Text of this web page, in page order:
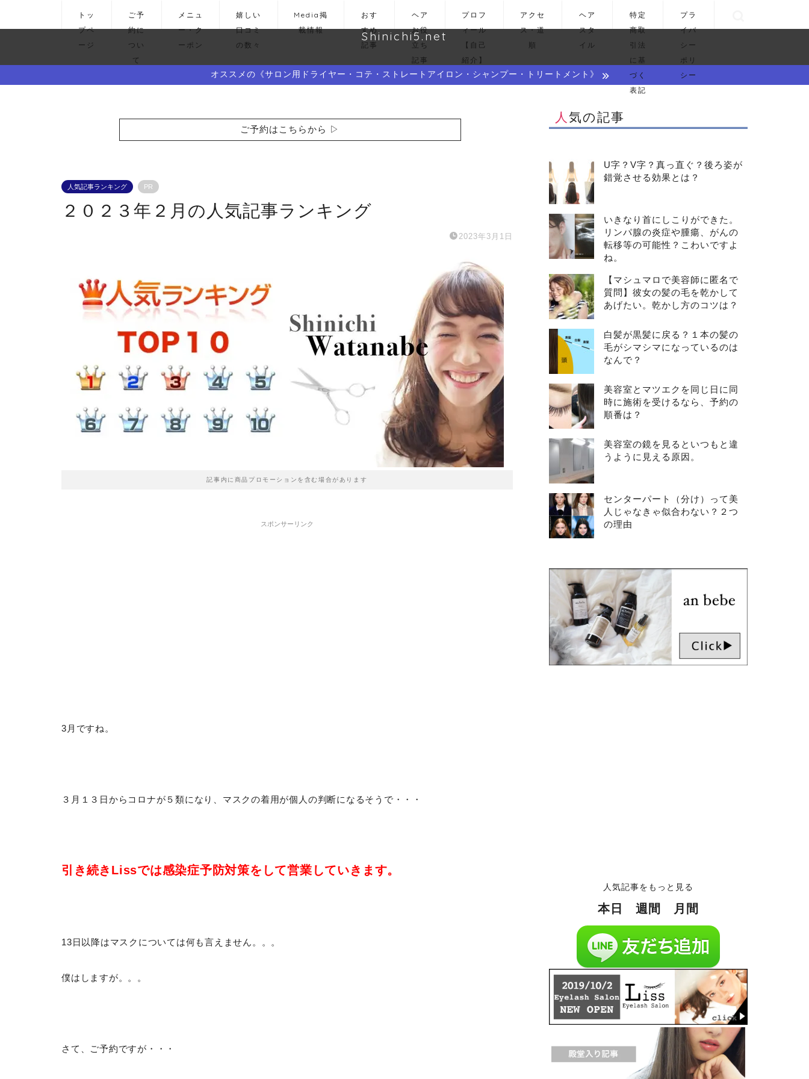
トッ
プペ
ージ
ご予
約に
つい
て
メニュ
ー・ク
ーポン
嬉しい
口コミ
の数々
Media掲
載情報
おす
すめ
記事
ヘア
お役
立ち
記事
プロフ
ィール
【自己
紹介】
アクセ
ス・道
順
ヘア
スタ
イル
特定
商取
引法
に基
づく
表記
プラ
イバ
シー
ポリ
シー
Shinichi5.net
オススメの《サロン用ドライヤー・コテ・ストレートアイロン・シャンプー・トリートメント》
ご予約はこちらから ▷
人気記事ランキング PR
２０２３年２月の人気記事ランキング
2023年3月1日
記事内に商品プロモーションを含む場合があります
スポンサーリンク
3月ですね。
３月１３日からコロナが５類になり、マスクの着用が個人の判断になるそうで・・・
引き続きLissでは感染症予防対策をして営業していきます。
13日以降はマスクについては何も言えません。。。
僕はしますが。。。
さて、ご予約ですが・・・
人気の記事
U字？V字？真っ直ぐ？後ろ姿が
錯覚させる効果とは？
いきなり首にしこりができた。
リンパ腺の炎症や腫瘍、がんの
転移等の可能性？こわいですよ
ね。
【マシュマロで美容師に匿名で
質問】彼女の髪の毛を乾かして
あげたい。乾かし方のコツは？
白髪が黒髪に戻る？１本の髪の
毛がシマシマになっているのは
なんで？
美容室とマツエクを同じ日に同
時に施術を受けるなら、予約の
順番は？
美容室の鏡を見るといつもと違
うように見える原因。
センターパート（分け）って美
人じゃなきゃ似合わない？２つ
の理由
人気記事をもっと見る
本日 週間 月間